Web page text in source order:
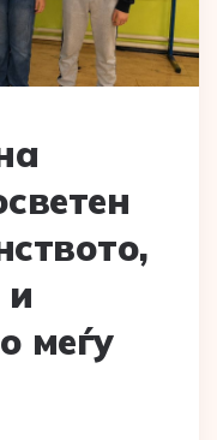
и
меѓу